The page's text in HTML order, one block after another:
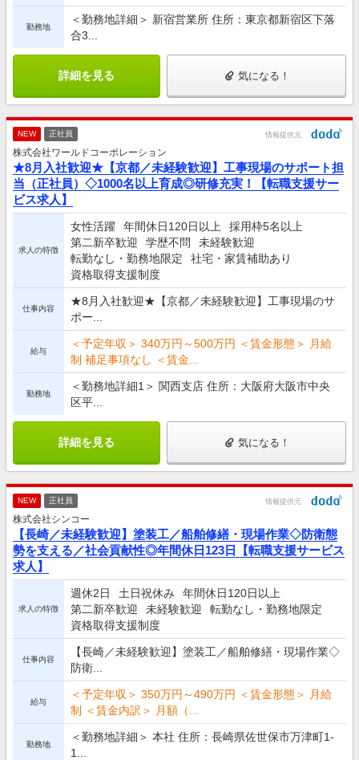
勤務地
＜勤務地詳細＞ 新宿営業所 住所：東京都新宿区下落
合3...
詳細を見る 気になる！
NEW 正社員 情報提供元
株式会社ワールドコーポレーション
★8月入社歓迎★【京都／未経験歓迎】工事現場のサポート担
当（正社員）◇1000名以上育成◎研修充実！【転職支援サー
ビス求人】
求人の特徴
女性活躍 年間休日120日以上
採用枠5名以上
第二新卒歓迎
学歴不問
未経験歓迎
転勤なし・勤務地限定
社宅・家賃補助あり
資格取得支援制度
仕事内容
★8月入社歓迎★【京都／未経験歓迎】工事現場のサ
ポー...
給与
＜予定年収＞ 340万円～500万円 ＜賃金形態＞ 月給
制 補足事項なし ＜賃金...
勤務地
＜勤務地詳細1＞ 関西支店 住所：大阪府大阪市中央
区平...
詳細を見る 気になる！
NEW 正社員 情報提供元
株式会社シンコー
【長崎／未経験歓迎】塗装工／船舶修繕・現場作業◇防衛態
勢を支える／社会貢献性◎年間休日123日【転職支援サービス
求人】
求人の特徴
週休2日 土日祝休み
年間休日120日以上
第二新卒歓迎
未経験歓迎
転勤なし・勤務地限定
資格取得支援制度
仕事内容
【長崎／未経験歓迎】塗装工／船舶修繕・現場作業◇
防衛...
給与
＜予定年収＞ 350万円～490万円 ＜賃金形態＞ 月給
制 ＜賃金内訳＞ 月額（...
勤務地
＜勤務地詳細＞ 本社 住所：長崎県佐世保市万津町1-
1...